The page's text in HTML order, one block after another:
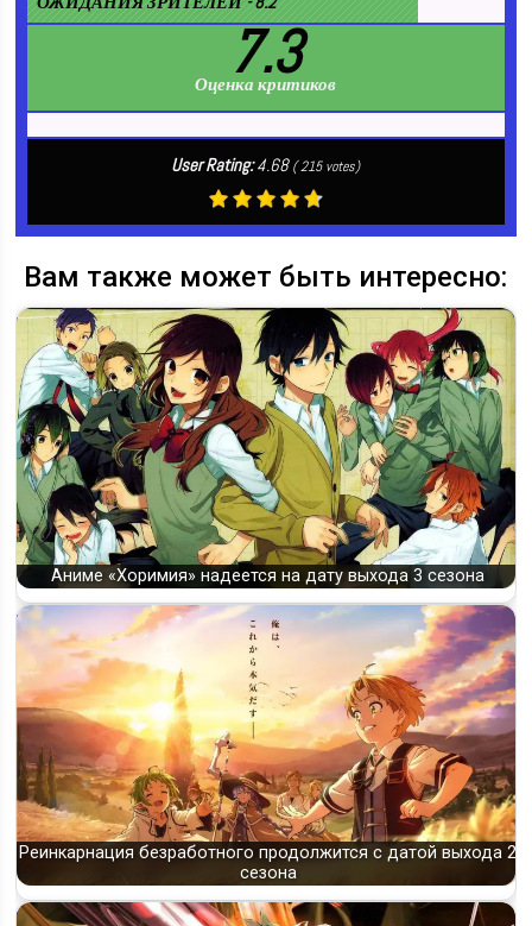
7.3
Оценка критиков
User Rating:4.68 (215votes)
Вам также может быть интересно:
Аниме «Хоримия» надеется на дату выхода 3 сезона
Реинкарнация безработного продолжится с датой выхода 2
сезона